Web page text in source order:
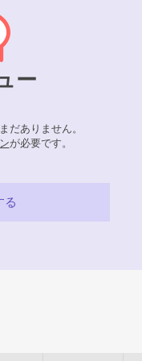
ー
だありません。
が必要です。
る